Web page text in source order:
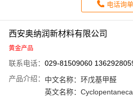
电话询单
西安奥纳润新材料有限公司
黄金产品
联系电话： 029-81509060
产品介绍： 中文名称： 环戊基甲醛
英文名称：